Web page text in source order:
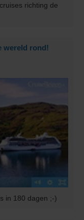
richting de
wereld rond!
in 180 dagen ;-)